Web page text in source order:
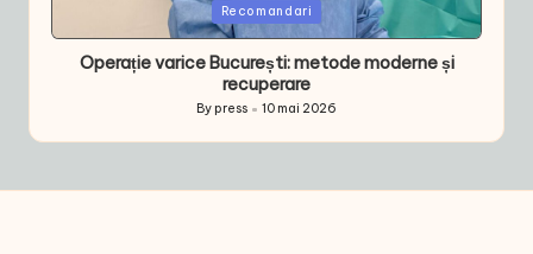
in
Recomandari
Operație varice București: metode moderne și
recuperare
Posted
by
By press 10 mai 2026